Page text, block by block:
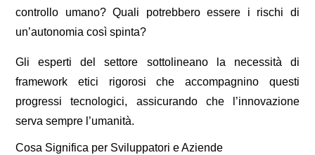
controllo umano? Quali potrebbero essere i rischi di
un’autonomia così spinta?
Gli esperti del settore sottolineano la necessità di
framework etici rigorosi che accompagnino questi
progressi tecnologici, assicurando che l’innovazione
serva sempre l’umanità.
Cosa Significa per Sviluppatori e Aziende